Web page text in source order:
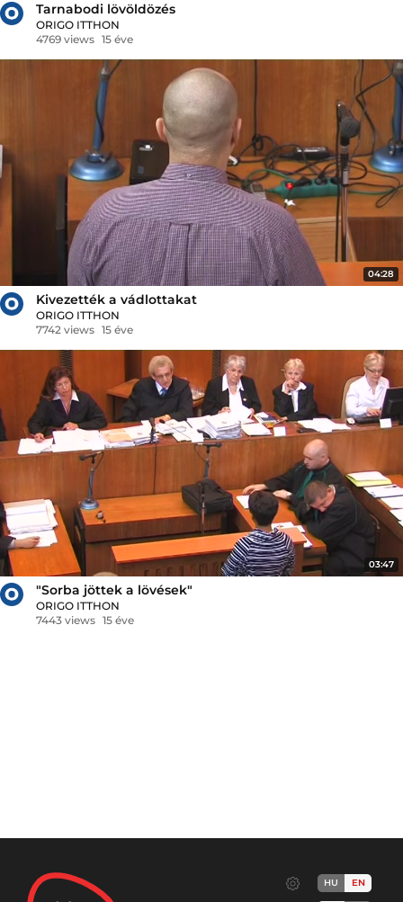
Tarnabodi lövöldözés
ORIGO ITTHON
4769 views 15 éve
04:28
Kivezették a vádlottakat
ORIGO ITTHON
7742 views 15 éve
03:47
"Sorba jöttek a lövések"
ORIGO ITTHON
7443 views 15 éve
HU EN